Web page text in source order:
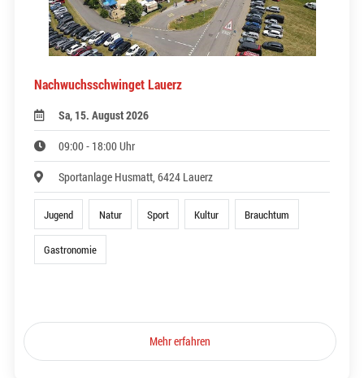
Nachwuchsschwinget Lauerz
Sa, 15. August 2026
09:00 - 18:00 Uhr
Sportanlage Husmatt, 6424 Lauerz
Jugend Natur Sport Kultur Brauchtum
Gastronomie
Mehr erfahren